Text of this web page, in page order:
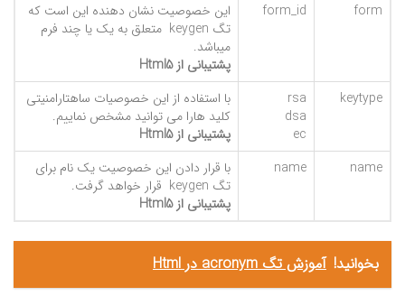
form
form_id
این خصوصیت نشان دهنده این است که
تگ keygen متعلق به یک یا چند فرم
میباشد.
پشتیبانی از Html5
keytype
rsa
dsa
ec
با استفاده از این خصوصیات ساهتارامنیتی
کلید هارا می توانید مشخص نماییم.
پشتیبانی از Html5
name
name
با قرار دادن این خصوصیت یک نام برای
تگ keygen قرار خواهد گرفت.
پشتیبانی از Html5
بخوانید! آموزش تگ acronym در Html